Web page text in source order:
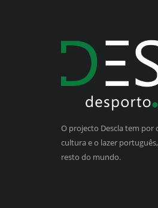
O projecto Descla tem
cultura e o lazer
resto do mundo.